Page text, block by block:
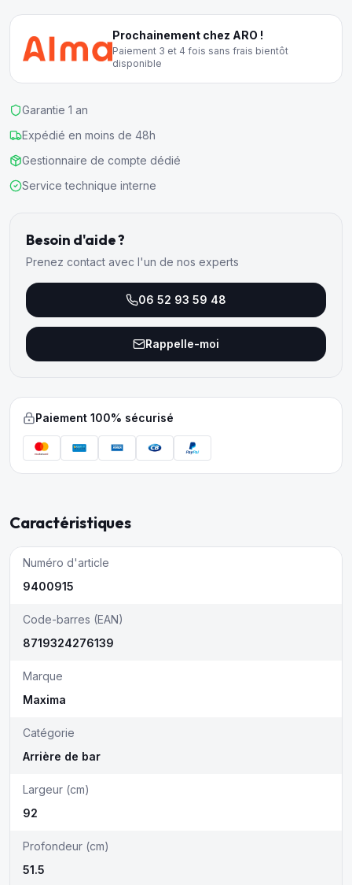
Prochainement chez ARO !
Paiement 3 et 4 fois sans frais bientôt
disponible
Garantie 1 an
Expédié en moins de 48h
Gestionnaire de compte dédié
Service technique interne
Besoin d'aide ?
Prenez contact avec l'un de nos experts
06 52 93 59 48
Rappelle-moi
Paiement 100% sécurisé
Caractéristiques
Numéro d'article
9400915
Code-barres (EAN)
8719324276139
Marque
Maxima
Catégorie
Arrière de bar
Largeur (cm)
92
Profondeur (cm)
51.5